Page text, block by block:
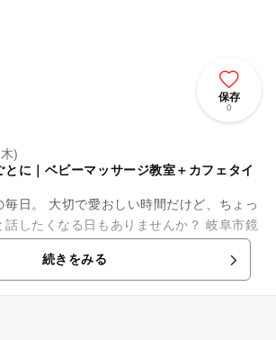
保存
0
)
とに｜ベビーマッサージ教室＋カフェタイ
毎日。 大切で愛おしい時間だけど、ちょっ
たくなる日もありませんか？ 岐阜市鏡
スペース）で、ベビーマッサージのレッ
続きをみる